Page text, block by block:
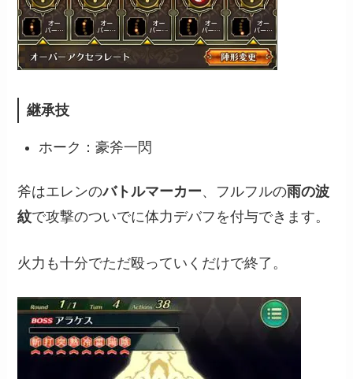
継承技
ホーク：豪斧一閃
斧はエレンのバトルマーカー、フルフルの雨の波
紋で攻撃のついでに体力デバフを付与できます。
火力も十分でただ殴っていくだけで終了。